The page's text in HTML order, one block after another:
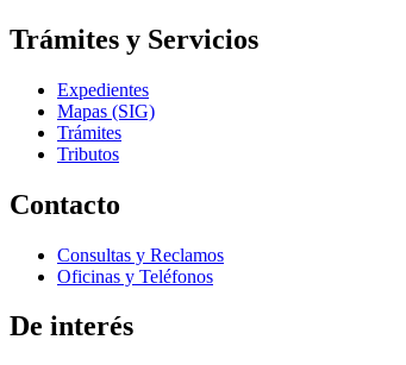
Trámites y Servicios
Expedientes
Mapas (SIG)
Trámites
Tributos
Contacto
Consultas y Reclamos
Oficinas y Teléfonos
De interés